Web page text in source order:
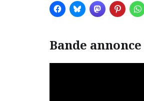
Bande annonce